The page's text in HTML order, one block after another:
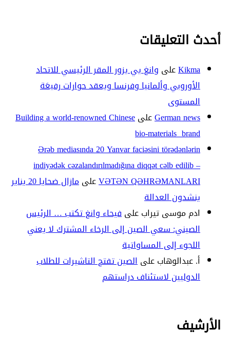
أحدث التعليقات
Kikmaعلى وانغ يي يزور المقر الرئيسي للاتحاد
الأوروبي وألمانيا وفرنسا ويعقد حوارات رفيعَة
المستوى
German newsعلىBuilding a world-renowned Chinese
bio-materials brand
Ərəb mediasında 20 Yanvar faciəsini törədənlərin
indiyədək cəzalandırılmadığına diqqət cəlb edilib –
VƏTƏN QƏHRƏMANLARIعلى
مازال ضحايا 20 يناير
ينشدون العدالة
ادم موسى تيرابعلىفيحاء وانغ تكتب … الرئيس
الصيني: سعي الصين إلى الرخاء المشترك لا يعني
اللجوء إلى المساواتية
أ. عبدالوهابعلىالصين تفتح التاشيرات للطلاب
الدوليين لاستئناف دراستهم
الأرشيف